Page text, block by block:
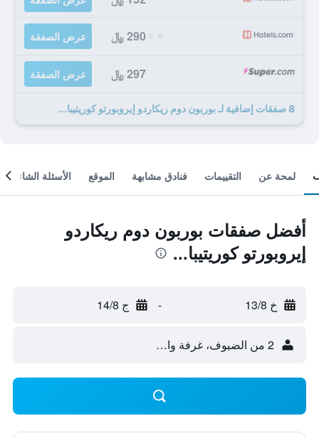
290 ﷼ عرض الصفقة
297 ﷼ عرض الصفقة
8 صفقات إضافية لـ بوربون دوم ريكاردو إيروبورتو كوريتيبا...
لمحة عن التقييمات فنادق مشابهة الموقع الأسئلة الشائعة
أفضل صفقات بوربون دوم ريكاردو
إيروبورتو كوريتيبا...
خ 13/8 - ج 14/8
2 من الضيوف، غرفة واحدة